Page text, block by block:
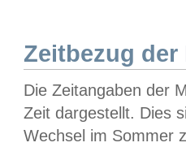
Zeitbezug der
Die Zeitangaben der
Zeit dargestellt. Dies
Wechsel im Sommer